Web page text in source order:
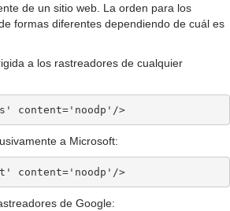
de un sitio web. La orden para los
formas diferentes dependiendo de cuál es
a los rastreadores de cualquier
content='noodp'/>
a Microsoft:
content='noodp'/>
de Google: